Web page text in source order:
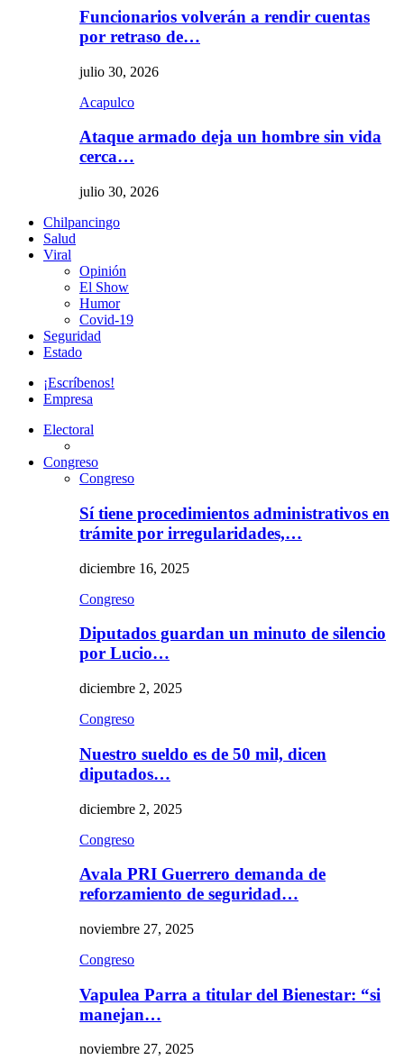
Funcionarios volverán a rendir cuentas
por retraso de…
julio 30, 2026
Acapulco
Ataque armado deja un hombre sin vida
cerca…
julio 30, 2026
Chilpancingo
Salud
Viral
Opinión
El Show
Humor
Covid-19
Seguridad
Estado
¡Escríbenos!
Empresa
Electoral
Congreso
Congreso
Sí tiene procedimientos administrativos en
trámite por irregularidades,…
diciembre 16, 2025
Congreso
Diputados guardan un minuto de silencio
por Lucio…
diciembre 2, 2025
Congreso
Nuestro sueldo es de 50 mil, dicen
diputados…
diciembre 2, 2025
Congreso
Avala PRI Guerrero demanda de
reforzamiento de seguridad…
noviembre 27, 2025
Congreso
Vapulea Parra a titular del Bienestar: “si
manejan…
noviembre 27, 2025